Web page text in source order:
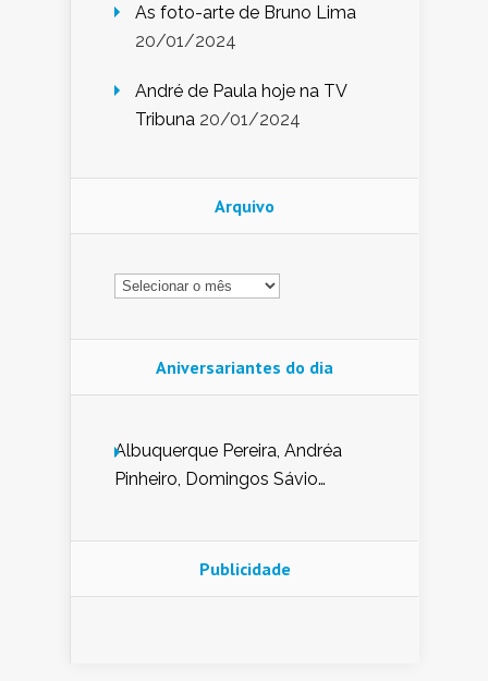
As foto-arte de Bruno Lima
20/01/2024
André de Paula hoje na TV
Tribuna 20/01/2024
Arquivo
Arquivo
Aniversariantes do dia
Albuquerque Pereira, Andréa
Pinheiro, Domingos Sávio
Nunes de Sena, Fátima Peixoto,
Glória Pereira, Kátia Mesel,
Publicidade